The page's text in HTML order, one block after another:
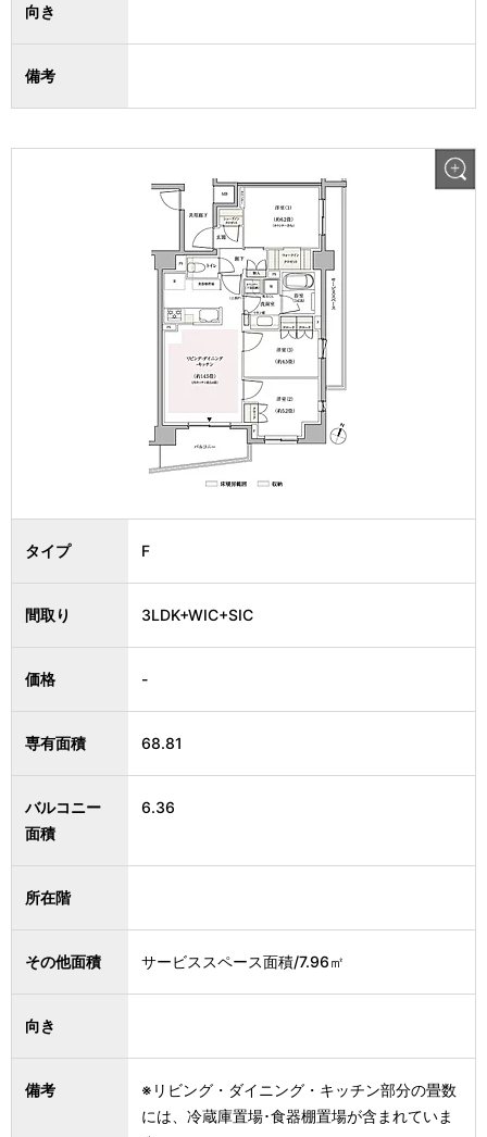
向き
備考
タイプ F
間取り 3LDK+WIC+SIC
価格 -
専有面積 68.81
バルコニー
面積
6.36
所在階
その他面積 サービススペース面積/7.96㎡
向き
備考
※リビング・ダイニング・キッチン部分の畳数
には、冷蔵庫置場･食器棚置場が含まれていま